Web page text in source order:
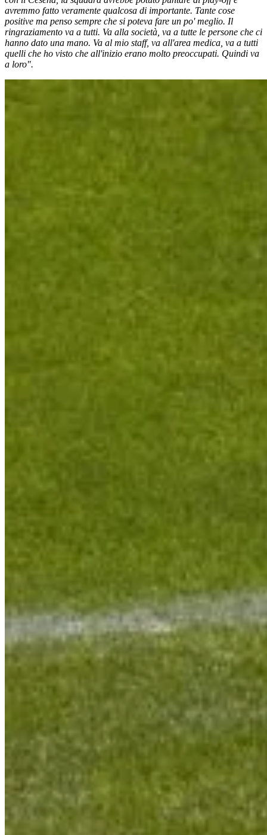
avremmo fatto veramente qualcosa di importante. Tante cose
positive ma penso sempre che si poteva fare un po' meglio. Il
ringraziamento va a tutti. Va alla società, va a tutte le persone che ci
hanno dato una mano. Va al mio staff, va all'area medica, va a tutti
quelli che ho visto che all'inizio erano molto preoccupati. Quindi va
a loro".